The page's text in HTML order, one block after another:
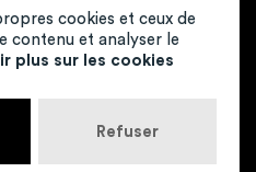
Mentions légales
Crédits
Retour en haut
cookies et ceux de
contenu et analyser le
plus sur les cookies
Refuser